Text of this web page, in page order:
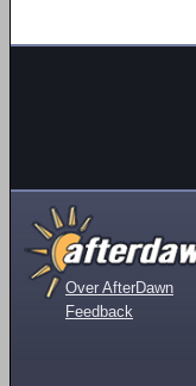
Over AfterDawn
Feedback